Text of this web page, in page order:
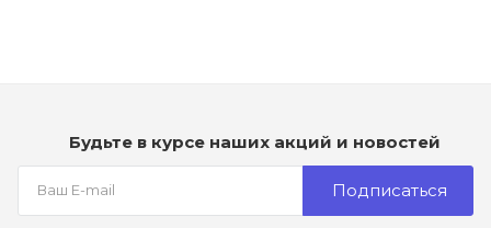
Будьте в курсе наших акций и новостей
Подписаться